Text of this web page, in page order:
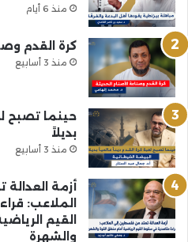
منذ 6 أيام
كرة القدم
منذ 3 أسابيع
حينما تصبح
بديلاً
منذ 3 أسابيع
أزمة
الملاعب:
القيم
والشهرة